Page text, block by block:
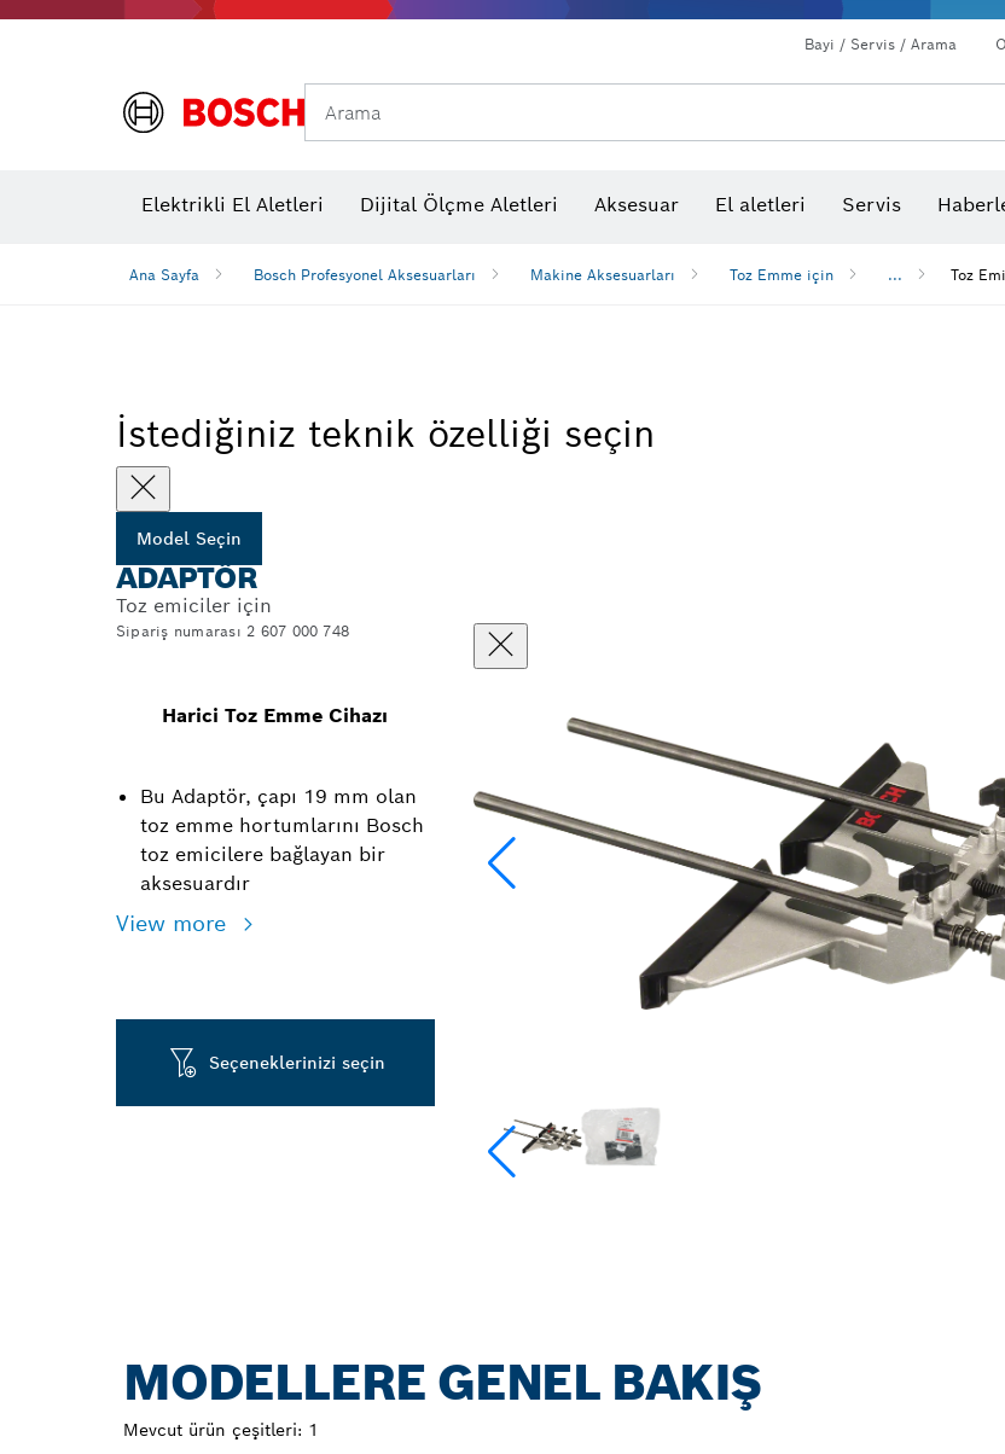
Bayi / Servis / Arama
Arama
Elektrikli El Aletleri Dijital Ölçme Aletleri Aksesuar El aletleri Servis
Ana Sayfa Bosch Profesyonel Aksesuarları Makine Aksesuarları Toz Emme için ... Toz
İstediğiniz teknik özelliği seçin
Model Seçin
ADAPTÖR
Toz emiciler için
Sipariş numarası 2 607 000 748
Harici Toz Emme Cihazı
Bu Adaptör, çapı 19 mm olan
toz emme hortumlarını Bosch
toz emicilere bağlayan bir
aksesuardır
View more
Seçeneklerinizi seçin
MODELLERE GENEL BAKIŞ
Mevcut ürün çeşitleri: 1